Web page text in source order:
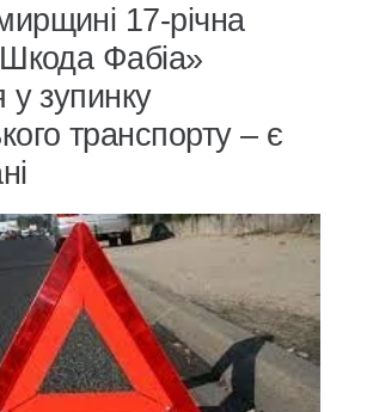
17-річна
Фабіа»
у зупинку
транспорту – є